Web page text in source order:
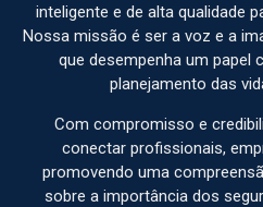
inteligente e de alta qualidade
Nossa missão é ser a voz e a
que desempenha um papel
planejamento das
Com compromisso e
conectar profissionais,
promovendo uma
sobre a importância dos